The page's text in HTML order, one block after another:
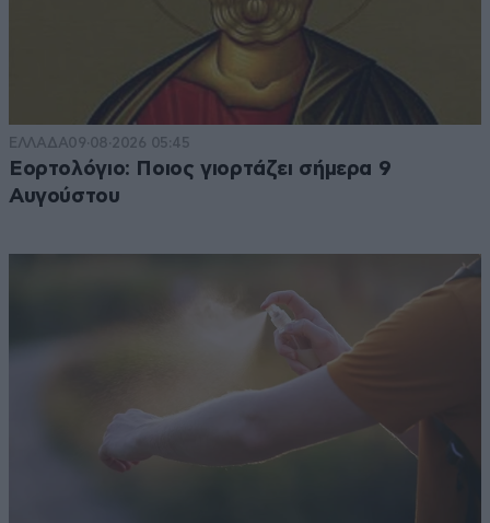
ΕΛΛΑΔΑ09·08·2026 05:45
Εορτολόγιο: Ποιος γιορτάζει σήμερα 9
Αυγούστου